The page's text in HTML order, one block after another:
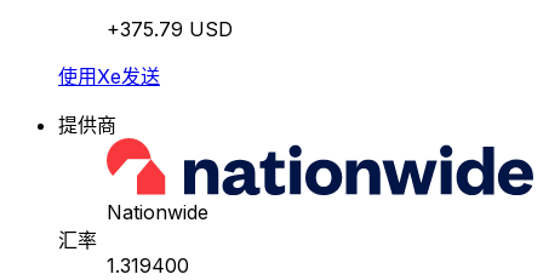
+375.79 USD
使用Xe发送
提供商
Nationwide
汇率
1.319400